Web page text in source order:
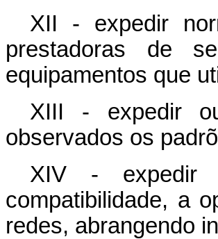
XII - expedir
prestadoras de
equipamentos que
XIII - expedir
observados os
XIV - expedir
compatibilidade, a
redes, abrangendo